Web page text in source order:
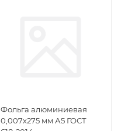
Фольга алюминиевая
0,007х275 мм А5 ГОСТ